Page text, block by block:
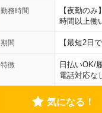
勤務時間
【夜勤の
時間以上働
期間 【最短2日
特徴 日払いOK/
電話対応な
気になる！